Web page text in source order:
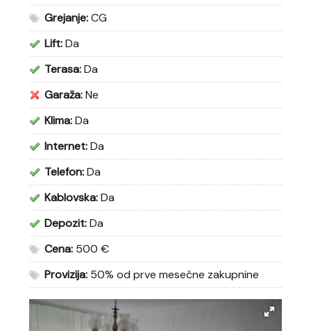
Grejanje:CG
Lift:Da
Terasa:Da
Garaža:Ne
Klima:Da
Internet:Da
Telefon:Da
Kablovska:Da
Depozit:Da
Cena: 500 €
Provizija: 50% od prve mesečne zakupnine